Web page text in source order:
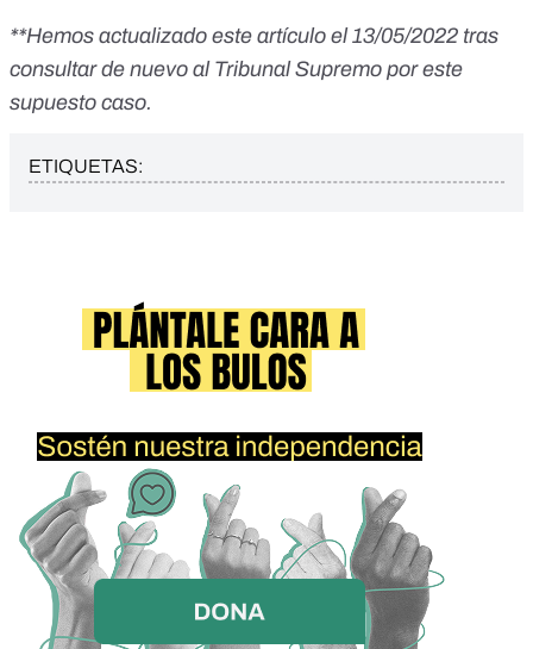
**Hemos actualizado este artículo el 13/05/2022 tras
consultar de nuevo al Tribunal Supremo por este
supuesto caso.
ETIQUETAS: